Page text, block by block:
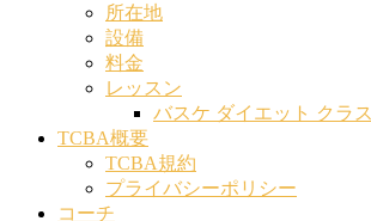
所在地
設備
料金
レッスン
バスケ ダイエット クラス
TCBA概要
TCBA規約
プライバシーポリシー
コーチ